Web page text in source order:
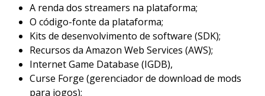
A renda dos streamers na plataforma;
O código-fonte da plataforma;
Kits de desenvolvimento de software (SDK);
Recursos da Amazon Web Services (AWS);
Internet Game Database (IGDB),
Curse Forge (gerenciador de download de mods
para jogos);